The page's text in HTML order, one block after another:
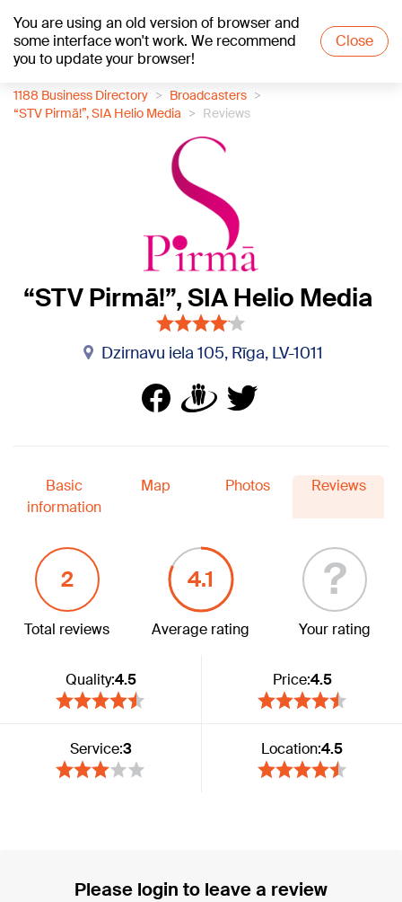
You are using an old version of browser and
some interface won't work. We recommend
you to update your browser!
Close
+20°C
1188 Business Directory
Broadcasters
“STV Pirmā!”, SIA Helio Media
Reviews
“STV Pirmā!”, SIA Helio Media
Dzirnavu iela 105, Rīga, LV-1011
Basic
information
Map Photos Reviews
2
Total reviews
4.1
Average rating
?
Your rating
Quality:4.5 Price:4.5
Service:3 Location:4.5
Please login to leave a review